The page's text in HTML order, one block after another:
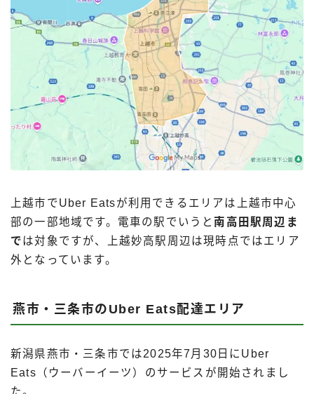
上越市でUber Eatsが利用できるエリアは上越市中心
部の一部地域です。電車の駅でいうと南高田駅周辺ま
では対象ですが、上越妙高駅周辺は現時点ではエリア
外となっています。
燕市・三条市のUber Eats配達エリア
新潟県燕市・三条市では2025年7月30日にUber
Eats（ウーバーイーツ）のサービスが開始されまし
た。